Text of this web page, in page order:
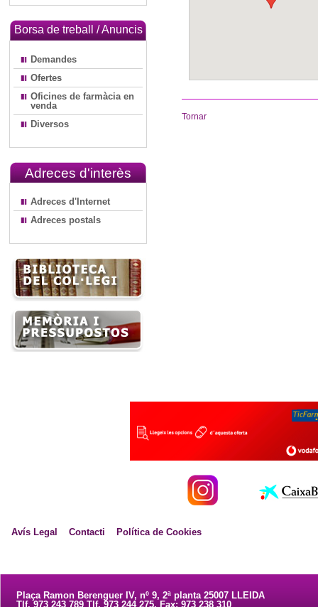
Borsa de treball / Anuncis
Demandes
Ofertes
Oficines de farmàcia en
venda
Diversos
Adreces d'interès
Adreces d'Internet
Adreces postals
Tornar
Avís Legal Contacti Política de Cookies
Plaça Ramon Berenguer IV, nº 9, 2ª planta 25007 LLEIDA
Tlf. 973 243 789 Tlf. 973 244 275. Fax: 973 238 310